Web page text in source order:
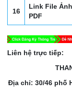
16
Link File
PDF
Liên hệ trực tiếp:
Địa chỉ: 30/46 phố